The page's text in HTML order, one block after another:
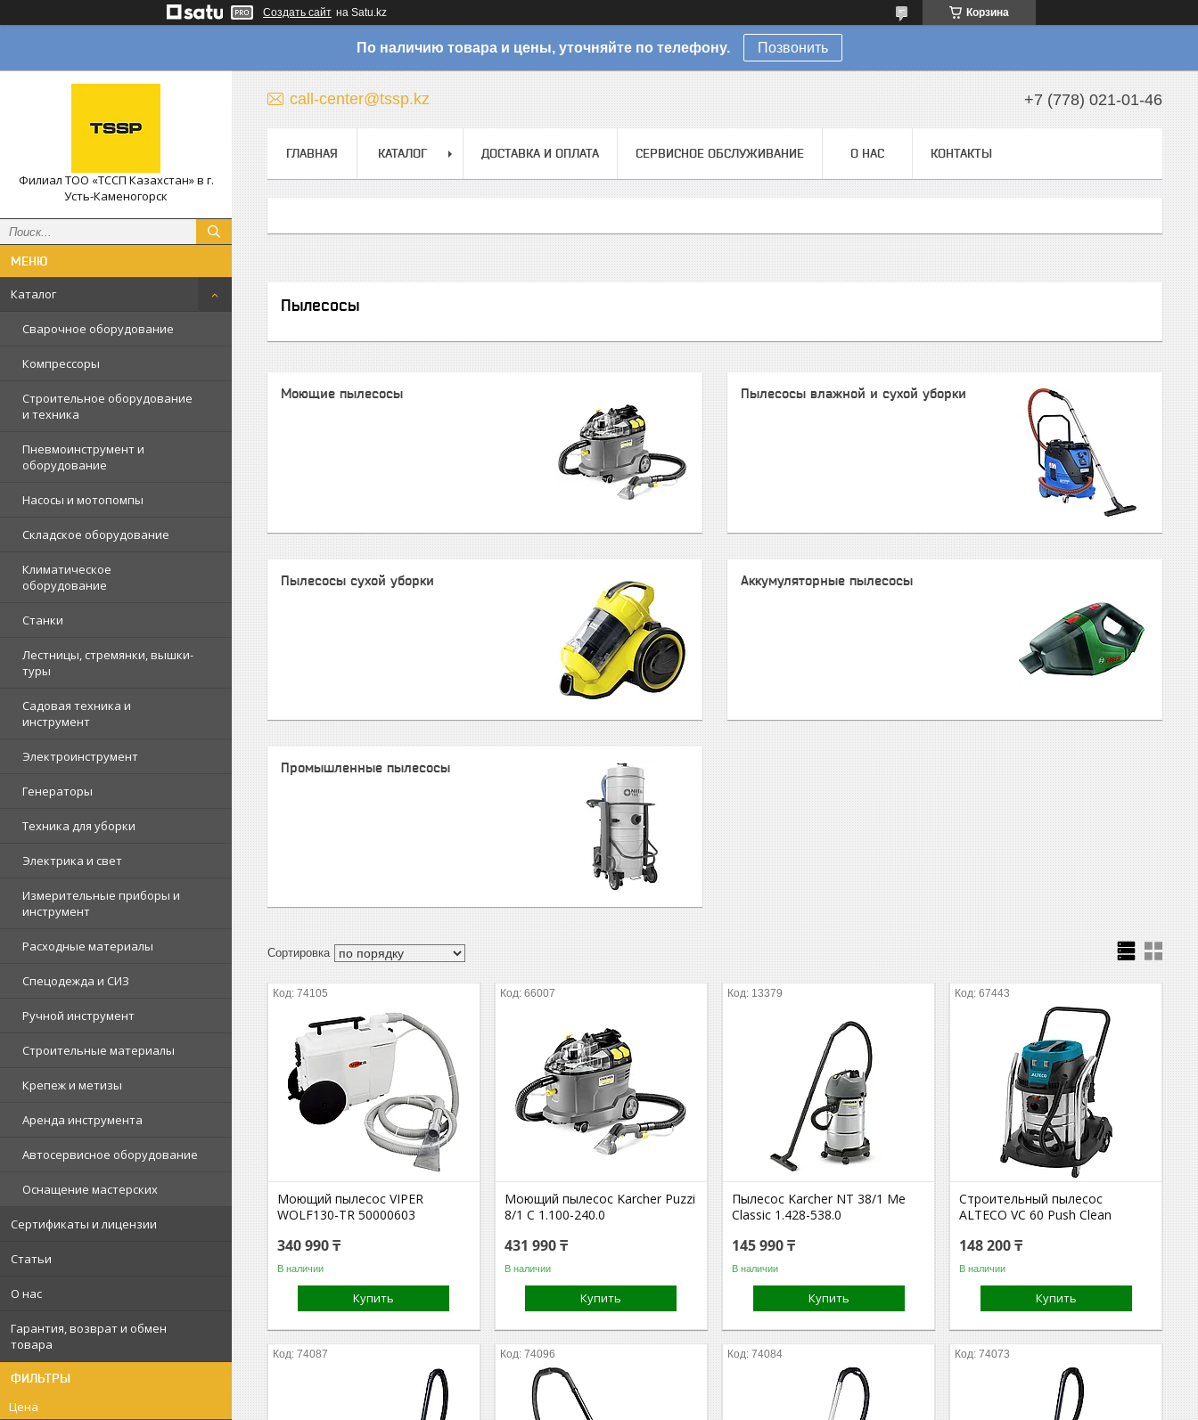
Создать сайт на Satu.kz Корзина
По наличию товара и цены, уточняйте по телефону. Позвонить
Филиал ТОО «ТССП Казахстан» в г.
Усть-Каменогорск
Каталог
Сварочное оборудование
Компрессоры
Строительное оборудование
и техника
Пневмоинструмент и
оборудование
Насосы и мотопомпы
Складское оборудование
Климатическое
оборудование
Станки
Лестницы, стремянки, вышки-
туры
Садовая техника и
инструмент
Электроинструмент
Генераторы
Техника для уборки
Электрика и свет
Измерительные приборы и
инструмент
Расходные материалы
Спецодежда и СИЗ
Ручной инструмент
Строительные материалы
Крепеж и метизы
Аренда инструмента
Автосервисное оборудование
Оснащение мастерских
Сертификаты и лицензии
Статьи
О нас
Гарантия, возврат и обмен
товара
ФИЛЬТРЫ
Цена
call-center@tssp.kz +7 (778) 021-01-46
ГЛАВНАЯ КАТАЛОГ ДОСТАВКА И ОПЛАТА СЕРВИСНОЕ ОБСЛУЖИВАНИЕ О НАС КОНТАКТЫ
Пылесосы
Моющие пылесосы Пылесосы влажной и сухой уборки
Пылесосы сухой уборки Аккумуляторные пылесосы
Промышленные пылесосы
74105
Моющий пылесос VIPER
WOLF130-TR 50000603
340 990 ₸
В наличии
Купить
66007
Моющий пылесос Karcher Puzzi
8/1 C 1.100-240.0
431 990 ₸
В наличии
Купить
13379
Пылесос Karcher NT 38/1 Me
Classic 1.428-538.0
145 990 ₸
В наличии
Купить
67443
Строительный пылесос
ALTECO VC 60 Push Clean
148 200 ₸
В наличии
Купить
74087 74096 74084 74073